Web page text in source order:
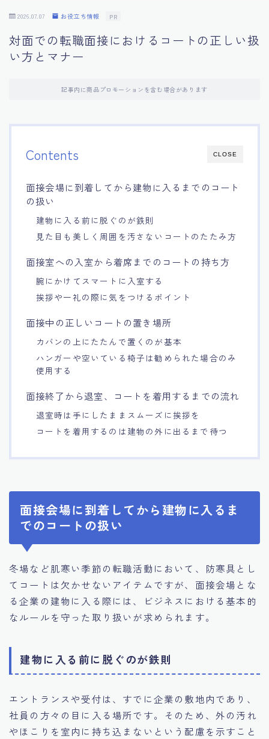
10.フィードバックを活用する方法
11.オンライン面接の成功への鍵
14.キャリアアップのための面接戦略
15.職場適応力をアピールする方法
16.エージェントと良好な関係を築く方法
18.転職後の職場に適応するためのヒント
2026.07.07 お役立ち情報 PR
対面での転職面接におけるコートの正しい扱
い方とマナー
記事内に商品プロモーションを含む場合があります
CLOSE
Contents
面接会場に到着してから建物に入るまでのコート
の扱い
建物に入る前に脱ぐのが鉄則
見た目も美しく周囲を汚さないコートのたたみ方
面接室への入室から着席までのコートの持ち方
腕にかけてスマートに入室する
挨拶や一礼の際に気をつけるポイント
面接中の正しいコートの置き場所
カバンの上にたたんで置くのが基本
ハンガーや空いている椅子は勧められた場合のみ
使用する
面接終了から退室、コートを着用するまでの流れ
退室時は手にしたままスムーズに挨拶を
コートを着用するのは建物の外に出るまで待つ
面接会場に到着してから建物に入るま
でのコートの扱い
冬場など肌寒い季節の転職活動において、防寒具とし
てコートは欠かせないアイテムですが、面接会場とな
る企業の建物に入る際には、ビジネスにおける基本的
なルールを守った取り扱いが求められます。
建物に入る前に脱ぐのが鉄則
エントランスや受付は、すでに企業の敷地内であり、
社員の方々の目に入る場所です。そのため、外の汚れ
やほこりを室内に持ち込まないという配慮を示すこと